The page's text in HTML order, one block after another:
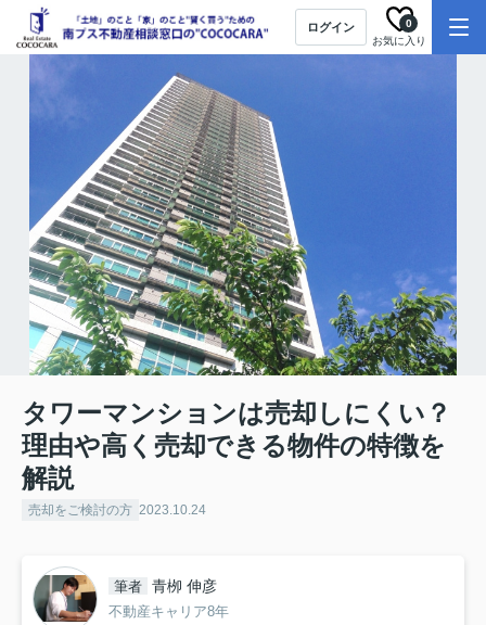
ログイン
お気に入り
0
タワーマンションは売却しにくい？
理由や高く売却できる物件の特徴を
解説
売却をご検討の方 2023.10.24
筆者 青栁 伸彦
不動産キャリア8年